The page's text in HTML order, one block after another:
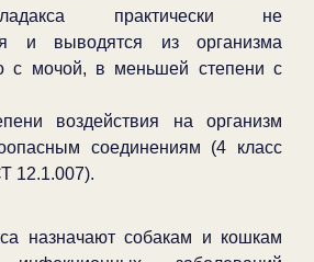
практически не
и выводятся из организма
с мочой, в меньшей степени с
воздействия на организм
соединениям (4 класс
12.1.007).
назначают собакам и кошкам